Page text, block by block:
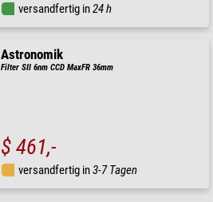
versandfertig in24 h
Astronomik
Filter SII 6nm CCD MaxFR 36mm
$ 461,-
versandfertig in3-7 Tagen